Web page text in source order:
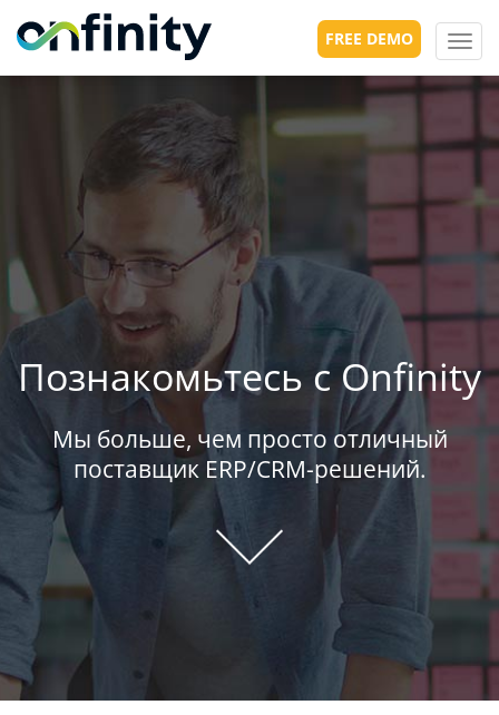
FREE DEMO
Познакомьтесь с Onfinity
Мы больше, чем просто отличный
поставщик ERP/CRM-решений.